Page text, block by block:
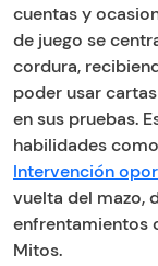
cuentas y
de juego se
cordura,
poder usar
en sus pruebas.
habilidades como
Intervención
vuelta del mazo,
enfrentamientos
Mitos.